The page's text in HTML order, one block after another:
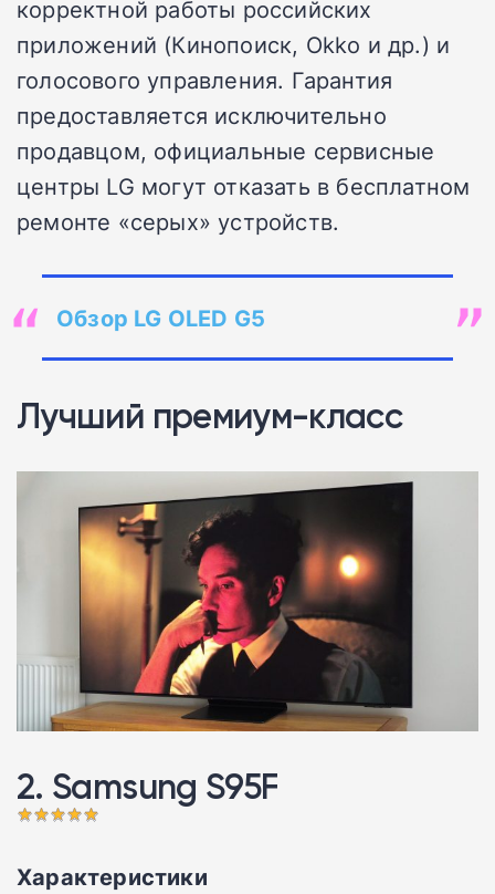
корректной работы российских
приложений (Кинопоиск, Okko и др.) и
голосового управления. Гарантия
предоставляется исключительно
продавцом, официальные сервисные
центры LG могут отказать в бесплатном
ремонте «серых» устройств.
Обзор LG OLED G5
Лучший премиум-класс
2. Samsung S95F 󠁩󠁩󠁩󠁩󠁩󠁩
Характеристики